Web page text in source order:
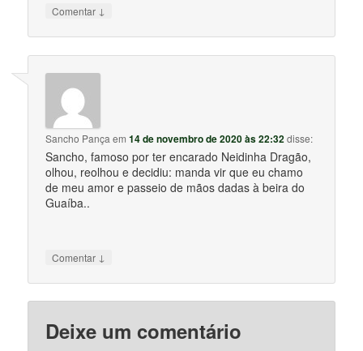
Comentar ↓
Sancho Pança em14 de novembro de 2020 às 22:32disse:
Sancho, famoso por ter encarado Neidinha Dragão,
olhou, reolhou e decidiu: manda vir que eu chamo
de meu amor e passeio de mãos dadas à beira do
Guaíba..
Comentar ↓
Deixe um comentário